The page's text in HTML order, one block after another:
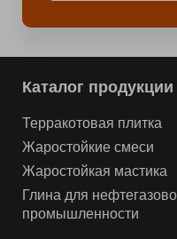
Каталог продукции
Терракотовая плитка
Жаростойкие смеси
Жаростойкая мастика
Глина для
промышленности